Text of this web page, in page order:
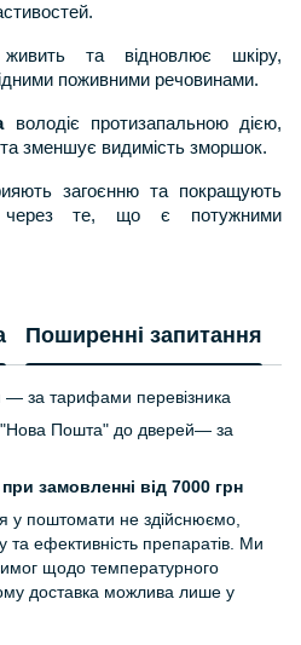
та відновлює шкіру,
поживними речовинами.
володіє протизапальною дією,
зменшує видимість зморшок.
загоєнню та покращують
через те, що є потужними
Поширенні запитання
за тарифами перевізника
Пошта" до дверей— за
при замовленні від 7000 грн
у поштомати не здійснюємо,
та ефективність препаратів. Ми
щодо температурного
доставка можлива лише у